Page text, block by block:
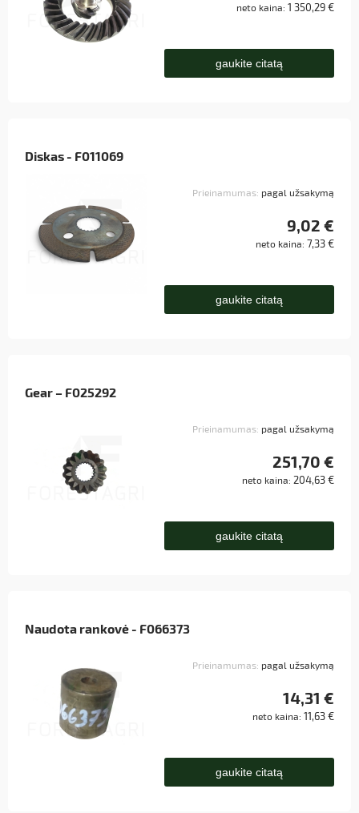
neto kaina: 1 350,29 €
gaukite citatą
Diskas - F011069
Prieinamumas: pagal užsakymą
9,02 €
neto kaina: 7,33 €
gaukite citatą
Gear – F025292
Prieinamumas: pagal užsakymą
251,70 €
neto kaina: 204,63 €
gaukite citatą
Naudota rankovė - F066373
Prieinamumas: pagal užsakymą
14,31 €
neto kaina: 11,63 €
gaukite citatą